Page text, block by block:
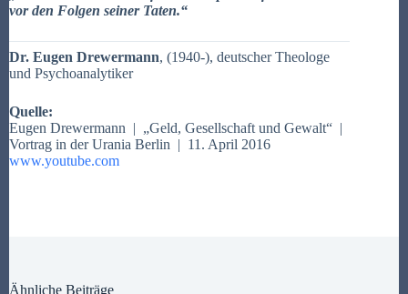
vor den Folgen seiner Taten.“
Dr. Eugen Drewermann, (1940-), deutscher Theologe
und Psychoanalytiker
Quelle:
Eugen Drewermann | „Geld, Gesellschaft und Gewalt“ |
Vortrag in der Urania Berlin | 11. April 2016
www.youtube.com
Ähnliche Beiträge